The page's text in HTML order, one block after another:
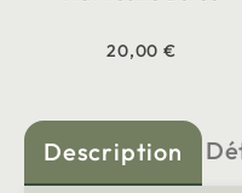
20,00 €
Description